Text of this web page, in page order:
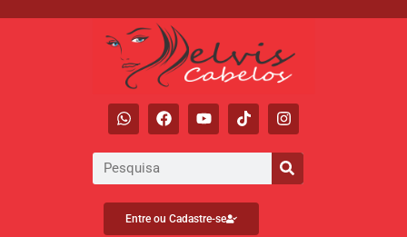
Entre ou Cadastre-se